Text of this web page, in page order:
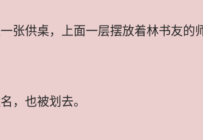
张供桌，上面一层摆放着林书友的
，也被划去。